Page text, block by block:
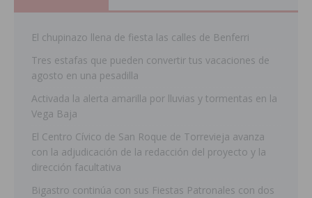
El chupinazo llena de fiesta las calles de Benferri
Tres estafas que pueden convertir tus vacaciones de
agosto en una pesadilla
Activada la alerta amarilla por lluvias y tormentas en la
Vega Baja
El Centro Cívico de San Roque de Torrevieja avanza
con la adjudicación de la redacción del proyecto y la
dirección facultativa
Bigastro continúa con sus Fiestas Patronales con dos